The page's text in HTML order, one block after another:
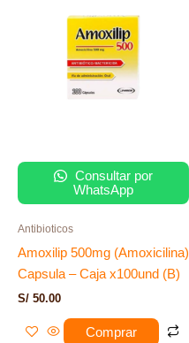
Consultar por
WhatsApp
Antibioticos
Amoxilip 500mg (Amoxicilina)
Capsula – Caja x100und (B)
S/ 50.00
Comprar